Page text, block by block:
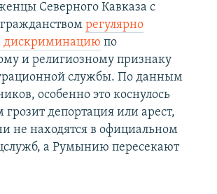
Северного Кавказа с
регулярно
дискриминацию по
и религиозному признаку
службы. По данным
особенно это коснулось
депортация или арест,
не находятся в официальном
а Румынию пересекают